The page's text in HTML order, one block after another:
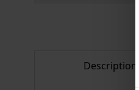
Description